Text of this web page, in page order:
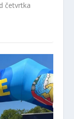
četvrtka